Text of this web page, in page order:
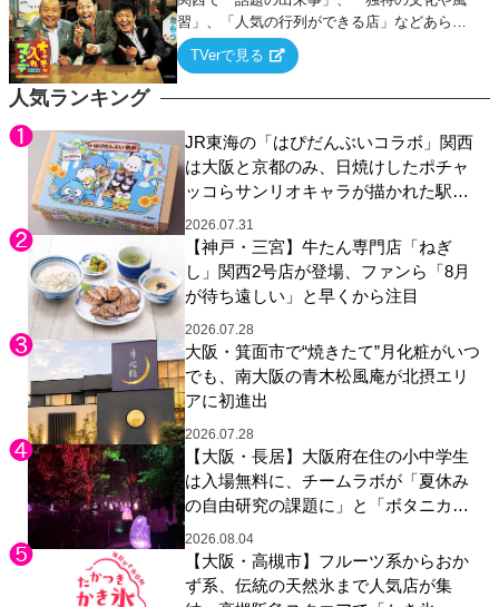
人気ランキング
JR東海の「はぴだんぶいコラボ」関西
は大阪と京都のみ、日焼けしたポチャ
ッコらサンリオキャラが描かれた駅弁
やグッズが登場
2026.07.31
【神戸・三宮】牛たん専門店「ねぎ
し」関西2号店が登場、ファンら「8月
が待ち遠しい」と早くから注目
2026.07.28
大阪・箕面市で“焼きたて”月化粧がいつ
でも、南大阪の青木松風庵が北摂エリ
アに初進出
2026.07.28
【大阪・長居】大阪府在住の小中学生
は入場無料に、チームラボが「夏休み
の自由研究の課題に」と「ボタニカル
ガーデン 大阪」へ招待
2026.08.04
【大阪・高槻市】フルーツ系からおか
ず系、伝統の天然氷まで人気店が集
習」、「人気の行列ができる店」などあらゆ
るテーマについて好き放題にちゃちゃを入れ
ていく関西色を前面に押し出したトークバラ
TVerで見る